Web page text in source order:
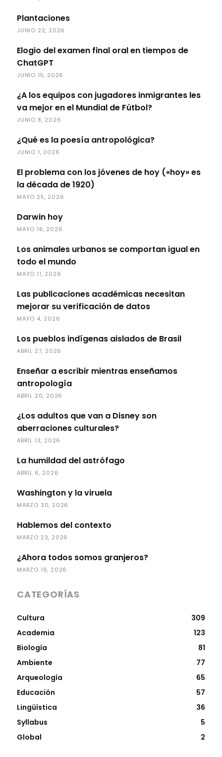
Plantaciones
JUNIO 22, 2026
Elogio del examen final oral en tiempos de
ChatGPT
JUNIO 15, 2026
¿A los equipos con jugadores inmigrantes les
va mejor en el Mundial de Fútbol?
JUNIO 8, 2026
¿Qué es la poesía antropológica?
JUNIO 1, 2026
El problema con los jóvenes de hoy («hoy» es
la década de 1920)
MAYO 25, 2026
Darwin hoy
MAYO 18, 2026
Los animales urbanos se comportan igual en
todo el mundo
MAYO 11, 2026
Las publicaciones académicas necesitan
mejorar su verificación de datos
MAYO 4, 2026
Los pueblos indígenas aislados de Brasil
ABRIL 27, 2026
Enseñar a escribir mientras enseñamos
antropología
ABRIL 20, 2026
¿Los adultos que van a Disney son
aberraciones culturales?
ABRIL 13, 2026
La humildad del astrófago
ABRIL 6, 2026
Washington y la viruela
MARZO 30, 2026
Hablemos del contexto
MARZO 23, 2026
¿Ahora todos somos granjeros?
MARZO 16, 2026
CATEGORÍAS
Cultura
309
Academia
123
Biología
81
Ambiente
77
Arqueología
65
Educación
57
Lingüística
36
Syllabus
5
Global
2